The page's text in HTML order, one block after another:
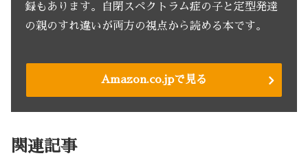
録もあります。自閉スペクトラム症の子と定型発達
の親のすれ違いが両方の視点から読める本です。
Amazon.co.jpで見る
関連記事